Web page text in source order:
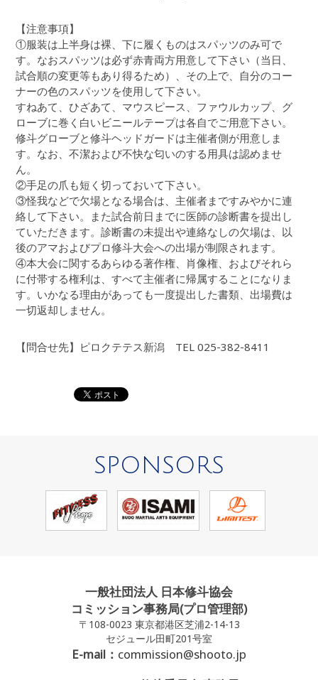
【注意事項】
①服装は上半身は裸、下に履くものはスパッツのみ可で
す。なおスパッツは必ず赤青両方用意して下さい（当日、
試合順の変更等もあり得るため）、その上で、自分のコー
ナーの色のスパッツを使用して下さい。
すねあて、ひざあて、マウスピース、ファウルカップ、グ
ローブに巻く白いビニールテープは各自でご用意下さい。
修斗グローブと修斗ヘッドガードは主催者側が用意しま
す。なお、不潔および不快な匂いのする用具は認めませ
ん。
②手足の爪も短く切っておいて下さい。
③怪我などで欠場となる場合は、主催者まですみやかに連
絡して下さい。また試合前日までに医師の診断書を提出し
ていただきます。診断書の未提出や連絡なしの欠場は、以
後のアマおよびプロ修斗大会への出場が制限されます。
④本大会に関するあらゆる著作権、肖像権、およびそれら
に付帯する権利は、すべて主催者に帰属することになりま
す。いかなる理由があっても一度提出した書類、出場費は
一切返却しません。
【問合せ先】ピロクテテス新潟 TEL 025-382-8411
SPONSORS
一般社団法人 日本修斗協会
コミッション事務局(プロ管理部)
〒108-0023 東京都港区芝浦2-14-13
セジュール田町201号室
E-mail： commission@shooto.jp